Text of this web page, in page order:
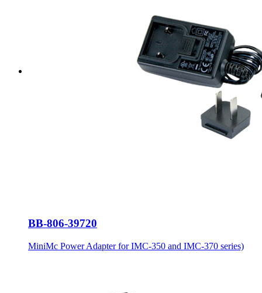
BB-806-39720
MiniMc Power Adapter for IMC-350 and IMC-370 series)